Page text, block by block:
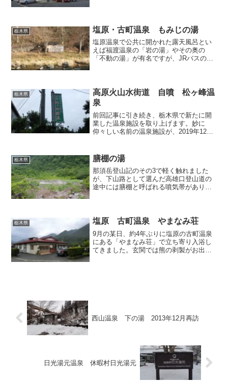
な問題であり、「光雲荘」単体...
栃木県 塩原・古町温泉 もみじの湯
塩原温泉で公共に開かれた露天風呂とい
えば福渡温泉の「岩の湯」やその奥の
「不動の湯」が有名ですが、JRバスのタ
視点で塩原を捉えた観光施...
栃木県
高原火山水街道 自噴 松ヶ峰温
泉
前回記事に引き続き、栃木県で新たに開
業した温泉施設を取り上げます。妙に
仰々しい名前の温泉施設が、2019年12月
谷町などでは、ご当地が誇る高原山の麓
で湧出する名水「尚仁...
栃木県 膳棚の湯
那須岳登山記のその3で軽く触れました
が、下山路として選んだ高雄口登山道の
途中には膳棚と呼ばれる噴気帯があり、
た。 飯盛温泉跡から登山道を...
栃木県 塩原 古町温泉 やまなみ荘
9月の某日、約4年ぶりに塩原の古町温泉
にある「やまなみ荘」で立ち寄り入浴し
てきました。玄関では熊の剥製がお出迎
西山温泉 下の湯 2013年12月再訪
日光湯元温泉 休暇村日光湯元